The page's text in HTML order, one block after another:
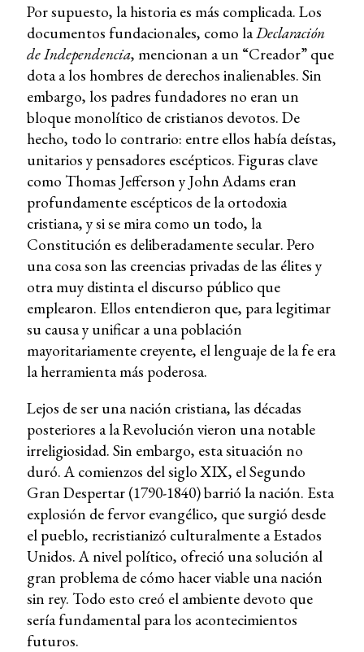
Por supuesto, la historia es más complicada. Los
documentos fundacionales, como laDeclaración
de Independencia, mencionan a un “Creador” que
dota a los hombres de derechos inalienables. Sin
embargo, los padres fundadores no eran un
bloque monolítico de cristianos devotos. De
hecho, todo lo contrario: entre ellos había deístas,
unitarios y pensadores escépticos. Figuras clave
como Thomas Jefferson y John Adams eran
profundamente escépticos de la ortodoxia
cristiana, y si se mira como un todo, la
Constitución es deliberadamente secular. Pero
una cosa son las creencias privadas de las élites y
otra muy distinta el discurso público que
emplearon. Ellos entendieron que, para legitimar
su causa y unificar a una población
mayoritariamente creyente, el lenguaje de la fe era
la herramienta más poderosa.
Lejos de ser una nación cristiana, las décadas
posteriores a la Revolución vieron una notable
irreligiosidad. Sin embargo, esta situación no
duró. A comienzos del siglo XIX, el Segundo
Gran Despertar (1790-1840) barrió la nación. Esta
explosión de fervor evangélico, que surgió desde
el pueblo, recristianizó culturalmente a Estados
Unidos. A nivel político, ofreció una solución al
gran problema de cómo hacer viable una nación
sin rey. Todo esto creó el ambiente devoto que
sería fundamental para los acontecimientos
futuros.